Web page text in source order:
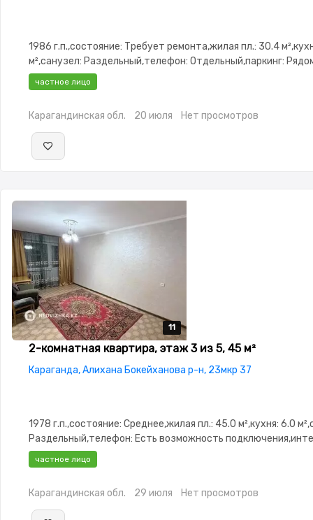
1986 г.п.,состояние: Требует ремонта,жилая пл.: 30.4
м²,санузел: Раздельный,телефон: Отдельный,паркинг:
стоянка,Домофон,Неугловая
частное лицо
Карагандинская обл. 20 июля Нет просмотров
11
11
11
11
11
2-комнатная квартира, этаж 3 из 5, 45 м²
Караганда, Алихана Бокейханова р-н, 23мкр 37
1978 г.п.,состояние: Среднее,жилая пл.: 45.0 м²,кухня: 6.0
Раздельный,телефон: Есть возможность
Оптика,Частично меблирована,Частично
охраняемая стоянка,Домофон,Пластиковые
частное лицо
Карагандинская обл. 29 июля Нет просмотров